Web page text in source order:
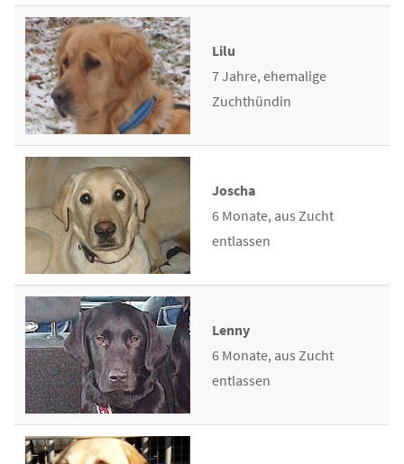
Lilu
7 Jahre, ehemalige
Zuchthündin
Joscha
6 Monate, aus Zucht
entlassen
Lenny
6 Monate, aus Zucht
entlassen